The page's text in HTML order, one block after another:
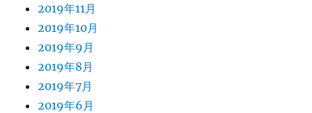
2019年11月
2019年10月
2019年9月
2019年8月
2019年7月
2019年6月